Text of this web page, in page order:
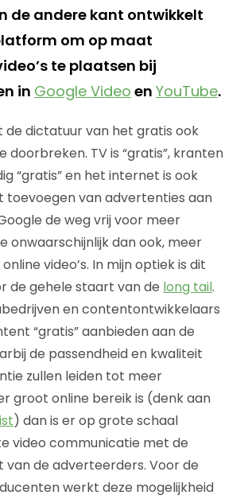
de andere kant ontwikkelt
om op maat
te plaatsen bij
in Google Video en YouTube.
de dictatuur van het gratis ook
doorbreken. TV is “gratis”, kranten
“gratis” en het internet is ook
toevoegen van advertenties aan
de weg vrij voor meer
onwaarschijnlijk dan ook, meer
video’s. In mijn optiek is dit
de gehele staart van de long tail.
en contentontwikkelaars
“gratis” aanbieden aan de
de passendheid en kwaliteit
zullen leiden tot meer
groot online bereik is (denk aan
) dan is er op grote schaal
video communicatie met de
de adverteerders. Voor de
werkt deze mogelijkheid